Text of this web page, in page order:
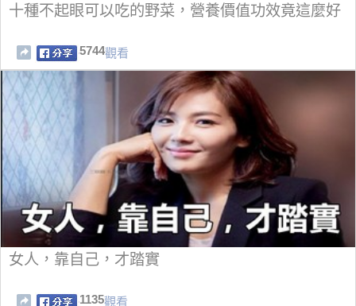
十種不起眼可以吃的野菜，營養價值功效竟這麼好
5744觀看
女人，靠自己，才踏實
1135觀看